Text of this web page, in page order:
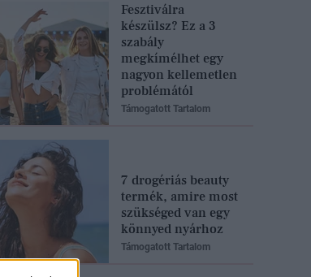
Fesztiválra
készülsz? Ez a 3
szabály
megkímélhet egy
nagyon kellemetlen
problémától
Támogatott Tartalom
7 drogériás beauty
termék, amire most
szükséged van egy
könnyed nyárhoz
Támogatott Tartalom